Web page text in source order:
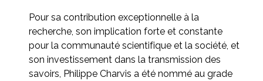
Pour sa contribution exceptionnelle à la
recherche, son implication forte et constante
pour la communauté scientifique et la société, et
son investissement dans la transmission des
savoirs, Philippe Charvis a été nommé au grade